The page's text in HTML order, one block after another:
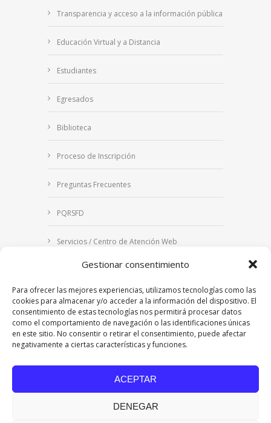
Gestionar consentimiento
Para ofrecer las mejores experiencias, utilizamos tecnologías como las
cookies para almacenar y/o acceder a la información del dispositivo. El
consentimiento de estas tecnologías nos permitirá procesar datos
como el comportamiento de navegación o las identificaciones únicas
en este sitio. No consentir o retirar el consentimiento, puede afectar
negativamente a ciertas características y funciones.
ACEPTAR
DENEGAR
Transparencia y acceso a la información pública
Educación Virtual y a Distancia
Estudiantes
Egresados
Biblioteca
Proceso de Inscripción
Preguntas Frecuentes
PQRSFD
Servicios / Centro de Atención Web
Correo Institucional
Notificaciones judiciales
| Personería Jurídica Resolución
7542 de mayo de 1982
Acreditación Institucional en Alta Calidad